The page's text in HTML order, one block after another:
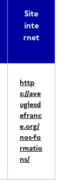
Site
inte
rnet
http
s://ave
uglesd
efranc
e.org/
nos-fo
rmatio
ns/